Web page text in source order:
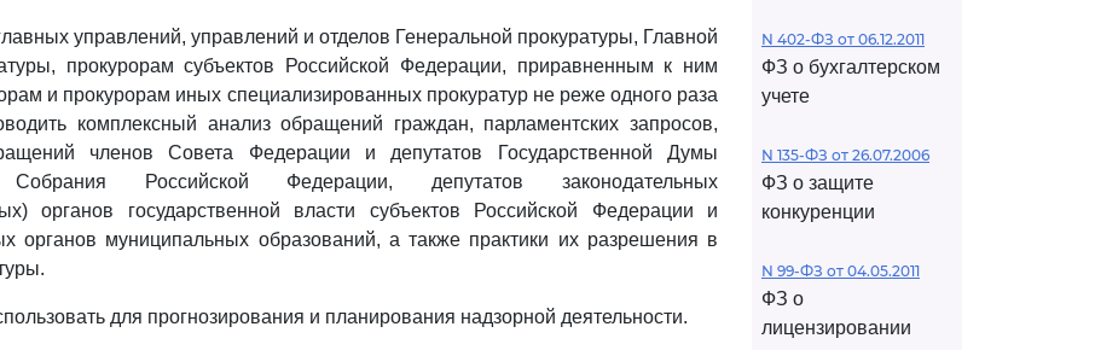
управлений, управлений и отделов Генеральной прокуратуры, Главной
прокурорам субъектов Российской Федерации, приравненным к ним
и прокурорам иных специализированных прокуратур не реже одного раза
комплексный анализ обращений граждан, парламентских запросов,
членов Совета Федерации и депутатов Государственной Думы
Собрания Российской Федерации, депутатов законодательных
органов государственной власти субъектов Российской Федерации и
органов муниципальных образований, а также практики их разрешения в
для прогнозирования и планирования надзорной деятельности.
N 402-ФЗ от 06.12.2011
ФЗ о бухгалтерском
учете
N 135-ФЗ от 26.07.2006
ФЗ о защите
конкуренции
N 99-ФЗ от 04.05.2011
ФЗ о
лицензировании